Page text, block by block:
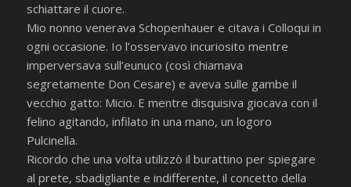
schiattare il cuore.
Mio nonno venerava Schopenhauer e citava i Colloqui in
ogni occasione. Io l’osservavo incuriosito mentre
imperversava sull’eunuco (così chiamava
segretamente Don Cesare) e aveva sulle gambe il
vecchio gatto: Micio. E mentre disquisiva giocava con il
felino agitando, infilato in una mano, un logoro
Pulcinella.
Ricordo che una volta utilizzò il burattino per spiegare
al prete, sbadigliante e indifferente, il concetto della